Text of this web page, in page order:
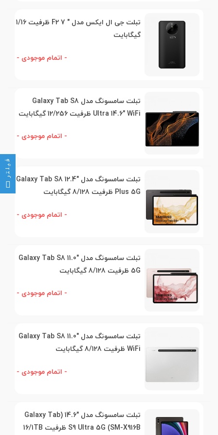
تبلت جی ال ایکس مدل " 7 F2 ظرفیت 1/16
گیگابایت
- اتمام موجودی -
تبلت سامسونگ مدل Galaxy Tab S8
Ultra 14.6" WiFi ظرفیت 12/256 گیگابایت
- اتمام موجودی -
تبلت سامسونگ مدل "12.4 Galaxy Tab S8
Plus 5G ظرفیت 8/128 گیگابایت
- اتمام موجودی -
تبلت سامسونگ مدل "11.0 Galaxy Tab S8
5G ظرفیت 8/128 گیگابایت
- اتمام موجودی -
تبلت سامسونگ مدل "11.0 Galaxy Tab S8
WiFi ظرفیت 8/128 گیگابایت
- اتمام موجودی -
تبلت سامسونگ مدل "14.6 (Galaxy Tab
S9 Ultra 5G (SM-X916B ظرفیت 16/1TB
فیلتر